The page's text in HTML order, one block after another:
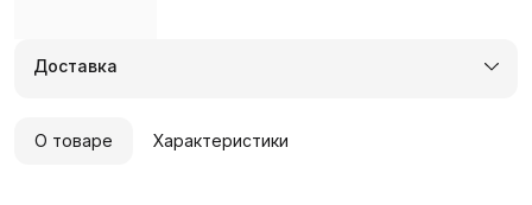
Доставка
О товаре Характеристики